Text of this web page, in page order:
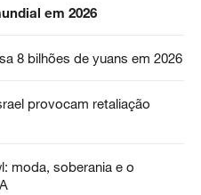
em 2026
8 bilhões de yuans em 2026
provocam retaliação
moda, soberania e o